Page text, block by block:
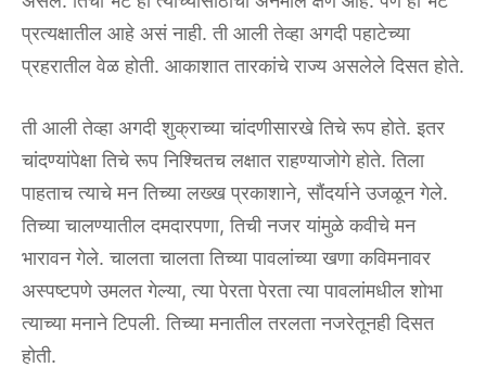
प्रत्यक्षातील आहे असं नाही. ती आली तेव्हा अगदी पहाटेच्या
प्रहरातील वेळ होती. आकाशात तारकांचे राज्य असलेले दिसत होते.
ती आली तेव्हा अगदी शुक्राच्या चांदणीसारखे तिचे रूप होते. इतर
चांदण्यांपेक्षा तिचे रूप निश्चितच लक्षात राहण्याजोगे होते. तिला
पाहताच त्याचे मन तिच्या लख्ख प्रकाशाने, सौंदर्याने उजळून गेले.
तिच्या चालण्यातील दमदारपणा, तिची नजर यांमुळे कवीचे मन
भारावन गेले. चालता चालता तिच्या पावलांच्या खणा कविमनावर
अस्पष्टपणे उमलत गेल्या, त्या पेरता पेरता त्या पावलांमधील शोभा
त्याच्या मनाने टिपली. तिच्या मनातील तरलता नजरेतूनही दिसत
होती.